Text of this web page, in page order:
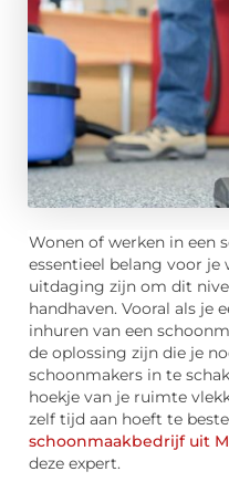
Wonen of werken in een
essentieel belang voor je
uitdaging zijn om dit
handhaven. Vooral als je
inhuren van een
de oplossing zijn die je
schoonmakers in te
hoekje van je ruimte
zelf tijd aan hoeft te
schoonmaakbedrijf uit
deze expert.